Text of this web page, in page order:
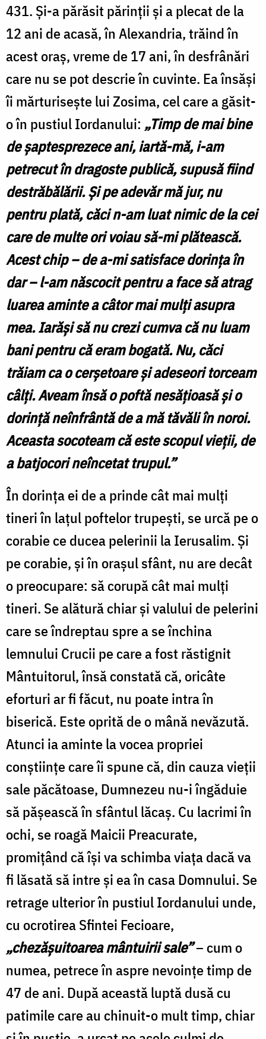
431. Şi-a părăsit părinţii şi a plecat de la
12 ani de acasă, în Alexandria, trăind în
acest oraş, vreme de 17 ani, în desfrânări
care nu se pot descrie în cuvinte. Ea însăşi
îi mărturiseşte lui Zosima, cel care a găsit-
o în pustiul Iordanului: „Timp de mai bine
de şaptesprezece ani, iartă-mă, i-am
petrecut în dragoste publică, supusă fiind
destrăbălării. Şi pe adevăr mă jur, nu
pentru plată, căci n-am luat nimic de la cei
care de multe ori voiau să-mi plătească.
Acest chip – de a-mi satisface dorinţa în
dar – l-am născocit pentru a face să atrag
luarea aminte a câtor mai mulţi asupra
mea. Iarăşi să nu crezi cumva că nu luam
bani pentru că eram bogată. Nu, căci
trăiam ca o cerşetoare şi adeseori torceam
câlţi. Aveam însă o poftă nesăţioasă şi o
dorinţă neînfrântă de a mă tăvăli în noroi.
Aceasta socoteam că este scopul vieţii, de
a batjocori neîncetat trupul.”
În dorinţa ei de a prinde cât mai mulţi
tineri în laţul poftelor trupeşti, se urcă pe o
corabie ce ducea pelerinii la Ierusalim. Şi
pe corabie, şi în oraşul sfânt, nu are decât
o preocupare: să corupă cât mai mulţi
tineri. Se alătură chiar şi valului de pelerini
care se îndreptau spre a se închina
lemnului Crucii pe care a fost răstignit
Mântuitorul, însă constată că, oricâte
eforturi ar fi făcut, nu poate intra în
biserică. Este oprită de o mână nevăzută.
Atunci ia aminte la vocea propriei
conştiinţe care îi spune că, din cauza vieţii
sale păcătoase, Dumnezeu nu-i îngăduie
să păşească în sfântul lăcaş. Cu lacrimi în
ochi, se roagă Maicii Preacurate,
promiţând că îşi va schimba viaţa dacă va
fi lăsată să intre şi ea în casa Domnului. Se
retrage ulterior în pustiul Iordanului unde,
cu ocrotirea Sfintei Fecioare,
„chezăşuitoarea mântuirii sale”– cum o
numea, petrece în aspre nevoinţe timp de
47 de ani. După această luptă dusă cu
patimile care au chinuit-o mult timp, chiar